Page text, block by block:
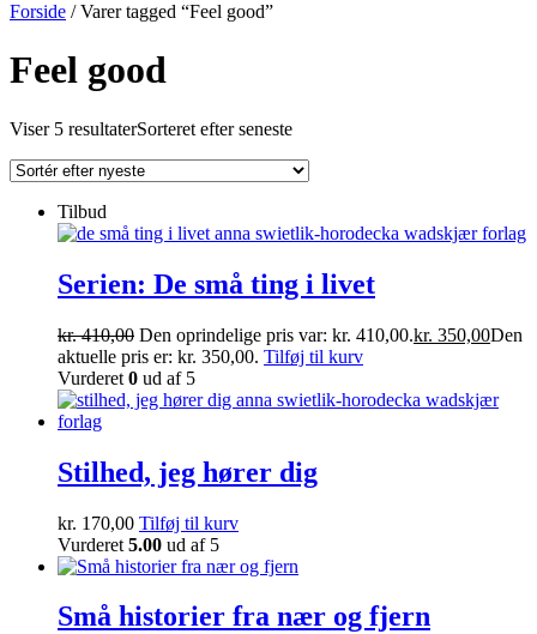
Forside / Varer tagged “Feel good”
Feel good
Viser 5 resultaterSorteret efter seneste
Tilbud
Serien: De små ting i livet
kr.410,00 Den oprindelige pris var: kr. 410,00.kr. 350,00Den
aktuelle pris er: kr. 350,00. Tilføj til kurv
Vurderet 0 ud af 5
Stilhed, jeg hører dig
kr. 170,00 Tilføj til kurv
Vurderet 5.00 ud af 5
Små historier fra nær og fjern